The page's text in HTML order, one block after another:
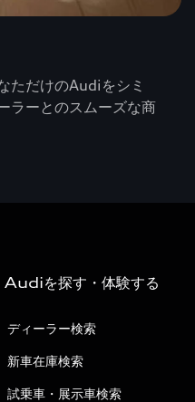
ただけのAudiをシミ
ラーとのスムーズな商
Audiを探す・体験する
ディーラー検索
新車在庫検索
試乗車・展示車検索